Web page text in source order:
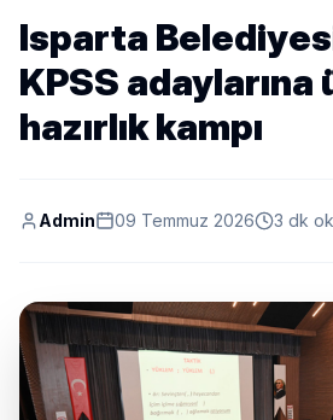
Isparta
KPSS
hazırlık kampı
Admin 09 Temmuz 2026 3 dk